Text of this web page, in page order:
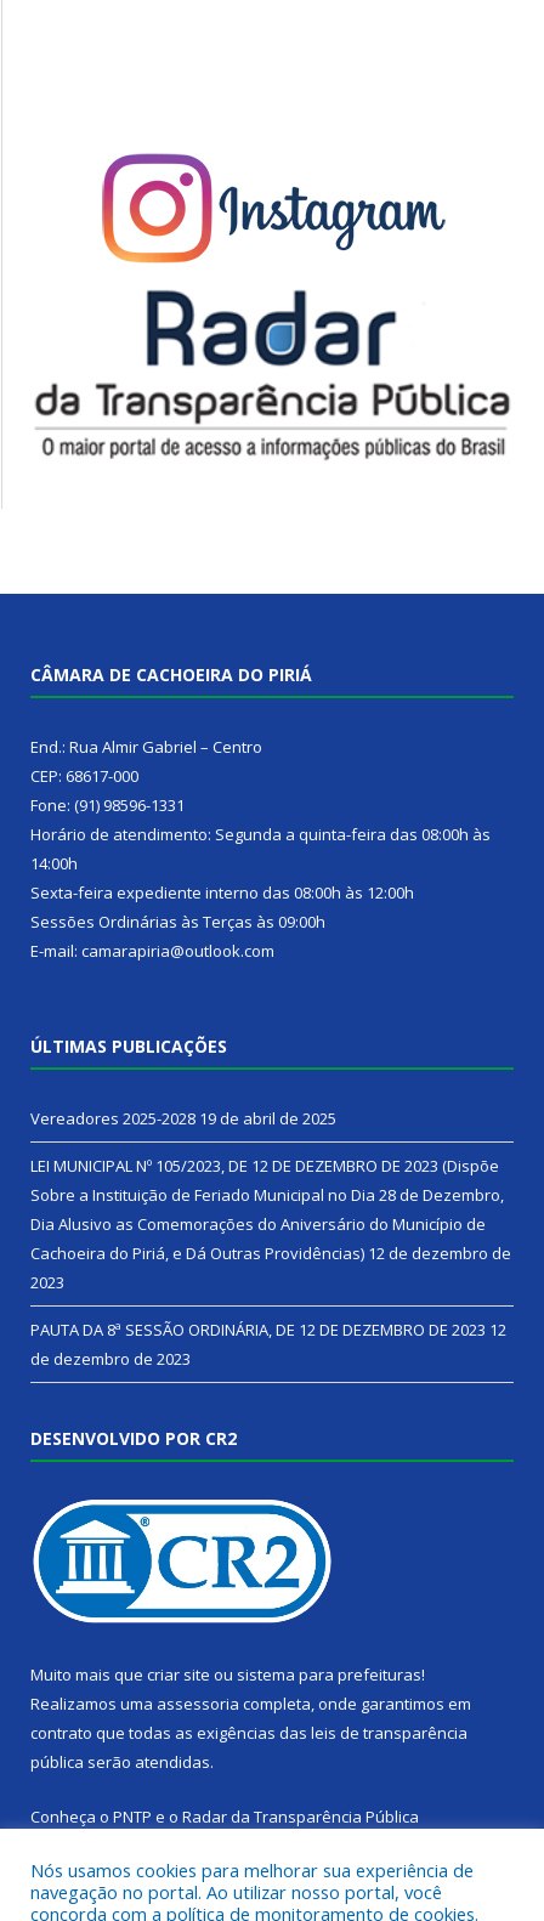
CÂMARA DE CACHOEIRA DO PIRIÁ
End.: Rua Almir Gabriel – Centro
CEP: 68617-000
Fone: (91) 98596-1331
Horário de atendimento: Segunda a quinta-feira das 08:00h às
14:00h
Sexta-feira expediente interno das 08:00h às 12:00h
Sessões Ordinárias às Terças às 09:00h
E-mail: camarapiria@outlook.com
ÚLTIMAS PUBLICAÇÕES
Vereadores 2025-2028 19 de abril de 2025
LEI MUNICIPAL Nº 105/2023, DE 12 DE DEZEMBRO DE 2023 (Dispõe
Sobre a Instituição de Feriado Municipal no Dia 28 de Dezembro,
Dia Alusivo as Comemorações do Aniversário do Município de
Cachoeira do Piriá, e Dá Outras Providências) 12 de dezembro de
2023
PAUTA DA 8ª SESSÃO ORDINÁRIA, DE 12 DE DEZEMBRO DE 2023 12
de dezembro de 2023
DESENVOLVIDO POR CR2
Muito mais que criar site ou sistema para prefeituras!
Realizamos uma assessoria completa, onde garantimos em
contrato que todas as exigências das leis de transparência
pública serão atendidas.
Conheça o PNTP e o Radar da Transparência Pública
Nós usamos cookies para melhorar sua experiência de
navegação no portal. Ao utilizar nosso portal, você
concorda com a política de monitoramento de cookies.